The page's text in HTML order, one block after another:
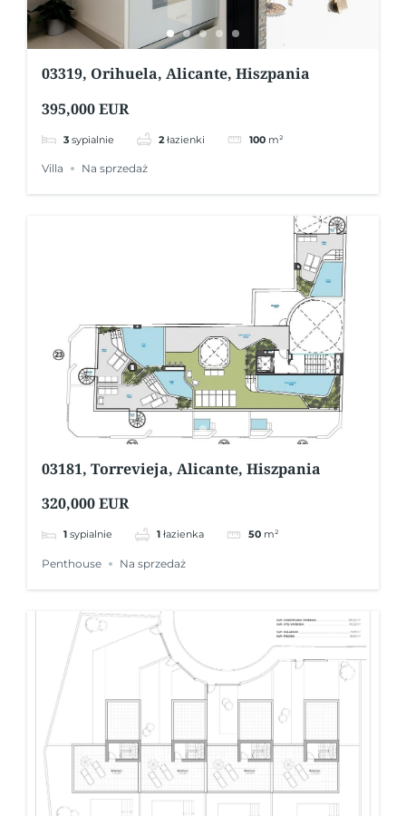
03319, Orihuela, Alicante, Hiszpania
395,000 EUR
3 sypialnie 2 łazienki 100 m²
Villa Na sprzedaż
03181, Torrevieja, Alicante, Hiszpania
320,000 EUR
1 sypialnie 1 łazienka 50 m²
Penthouse Na sprzedaż